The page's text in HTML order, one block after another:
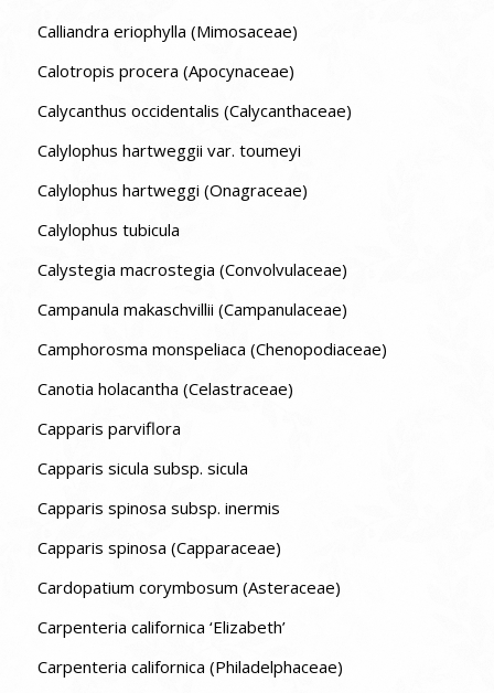
Calliandra eriophylla (Mimosaceae)
Calotropis procera (Apocynaceae)
Calycanthus occidentalis (Calycanthaceae)
Calylophus hartweggii var. toumeyi
Calylophus hartweggi (Onagraceae)
Calylophus tubicula
Calystegia macrostegia (Convolvulaceae)
Campanula makaschvillii (Campanulaceae)
Camphorosma monspeliaca (Chenopodiaceae)
Canotia holacantha (Celastraceae)
Capparis parviflora
Capparis sicula subsp. sicula
Capparis spinosa subsp. inermis
Capparis spinosa (Capparaceae)
Cardopatium corymbosum (Asteraceae)
Carpenteria californica ‘Elizabeth’
Carpenteria californica (Philadelphaceae)